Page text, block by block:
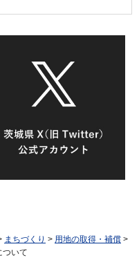
まちづくり > 用地の取得・補償 >
ついて